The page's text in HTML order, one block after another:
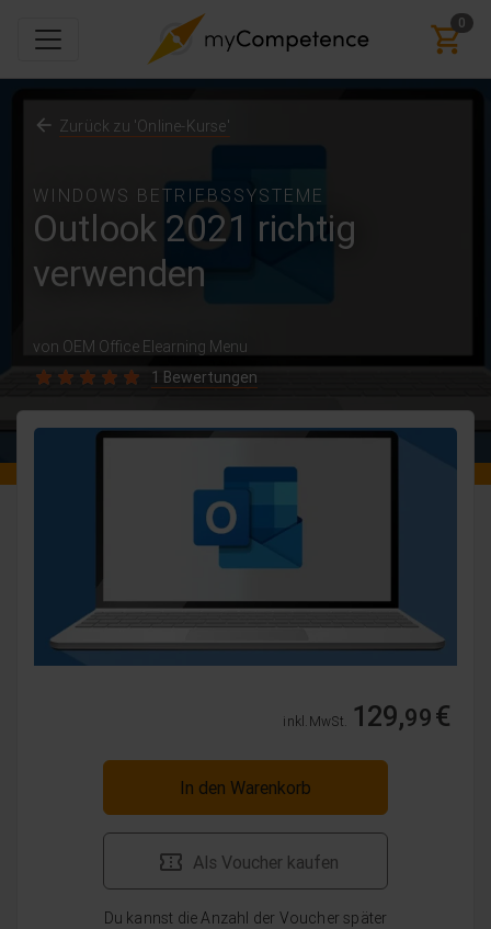
0
WINDOWS BETRIEBSSYSTEME
Outlook 2021 richtig
verwenden
von OEM Office Elearning Menu
1 Bewertungen
Zurück zu 'Online-Kurse'
inkl. MwSt. 129,99€
In den Warenkorb
Als Voucher kaufen
Du kannst die Anzahl der Voucher später